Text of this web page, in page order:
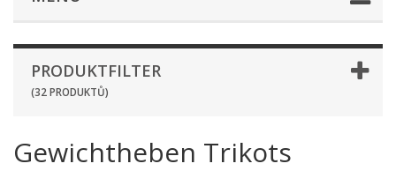
PRODUKTFILTER
(32 PRODUKTŮ)
Gewichtheben Trikots